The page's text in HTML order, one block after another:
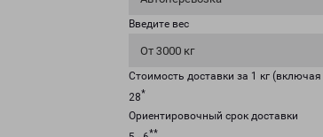
Введите вес
От 3000 кг
Стоимость доставки за 1 кг
28*
Ориентировочный срок доставки
**